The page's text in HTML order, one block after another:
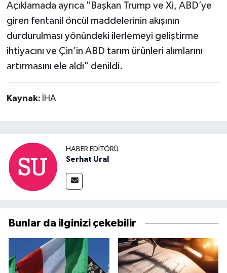
Açıklamada ayrıca "Başkan Trump ve Xi, ABD’ye
giren fentanil öncül maddelerinin akışının
durdurulması yönündeki ilerlemeyi geliştirme
ihtiyacını ve Çin’in ABD tarım ürünleri alımlarını
artırmasını ele aldı" denildi.
Kaynak: İHA
HABER EDITÖRÜ
Serhat Ural
Bunlar da ilginizi çekebilir